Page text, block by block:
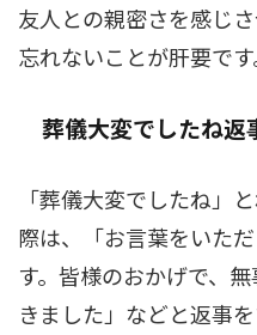
友人との親密さを感じ
忘れないことが肝要です
葬儀大変でしたね返
「葬儀大変でしたね」
際は、「お言葉をいた
す。皆様のおかげで、
きました」などと返事